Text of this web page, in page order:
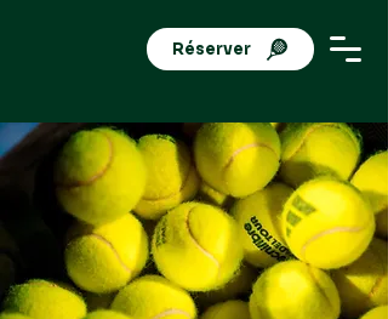
Réserver